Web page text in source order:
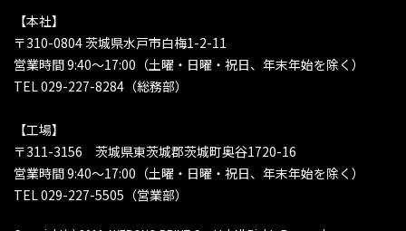
【本社】
〒310-0804 茨城県水戸市白梅1-2-11
営業時間 9:40〜17:00（土曜・日曜・祝日、年末年始を除く）
TEL 029-227-8284（総務部）
【工場】
〒311-3156 茨城県東茨城郡茨城町奥谷1720-16
営業時間 9:40〜17:00（土曜・日曜・祝日、年末年始を除く）
TEL 029-227-5505（営業部）